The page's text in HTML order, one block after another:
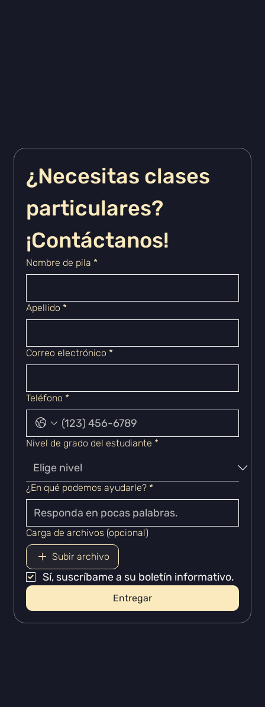
¿Necesitas clases
particulares?
¡Contáctanos!
Nombre de pila *
Apellido *
Correo electrónico *
Teléfono *
Nivel de grado del estudiante *
¿En qué podemos ayudarle? *
Carga de archivos (opcional)
Subir archivo
Sí, suscríbame a su boletín informativo.
Entregar